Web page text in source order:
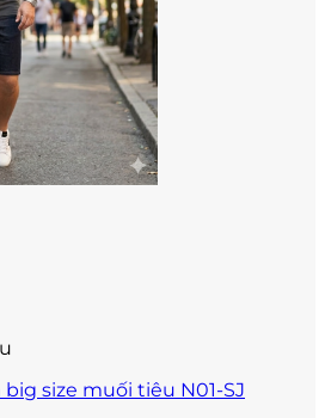
size muối tiêu N01-SJ